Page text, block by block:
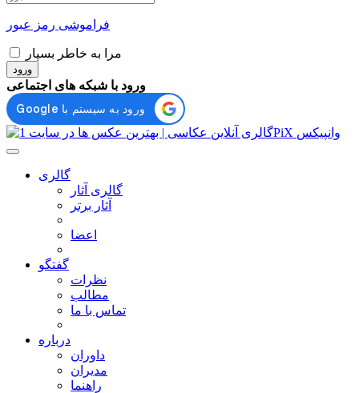
فراموشی رمز عبور
مرا به خاطر بسپار
ورود
ورود با شبکه های اجتماعی
گالری
گالری آثار
آثار برتر
اعضا
گفتگو
نظرات
مطالب
تماس با ما
درباره
داوران
مدیران
راهنما